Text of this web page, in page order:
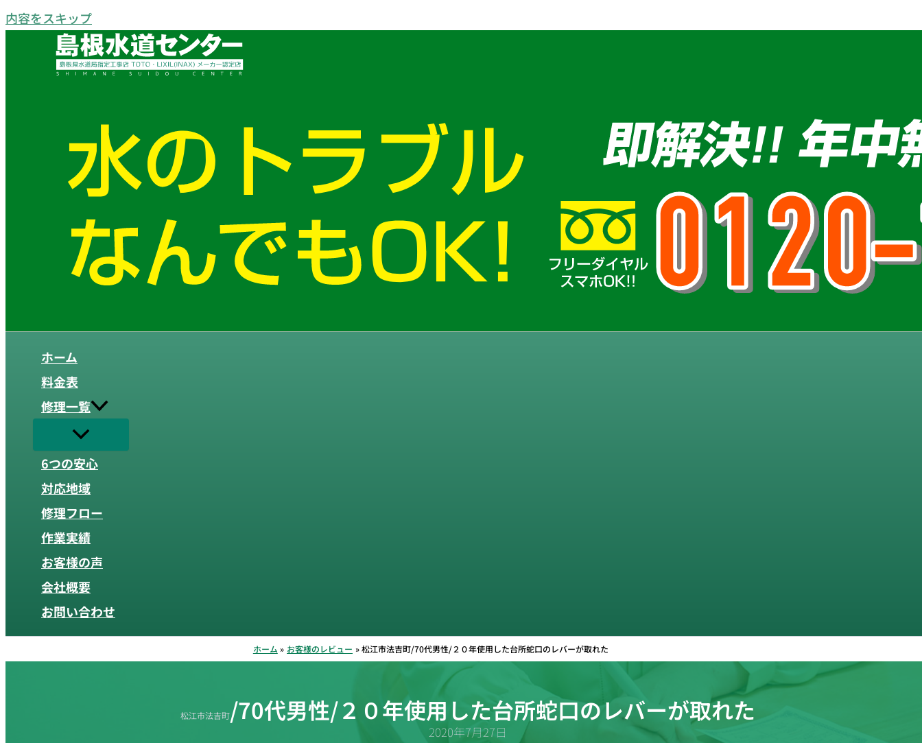
内容をスキップ
ホーム
料金表
修理一覧
6つの安心
対応地域
修理フロー
作業実績
お客様の声
会社概要
お問い合わせ
ホーム お客様のレビュー 松江市法吉町/70代男性/２０年使用した台所蛇口のレバーが取れた
松江市法吉町/70代男性/２０年使用した台所蛇口のレバーが取れた
2020年7月27日